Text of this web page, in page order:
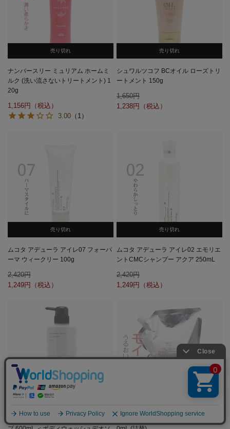
売り切れ
ナンバースリー ミュリアム ホームミ
ルク (洗い流さないトリートメント) 1
20g
1,156
3.00 （1）
売り切れ
シュワルツコフ BCオイル ローズトリ
ートメント 150g
1,650
1,238
売り切れ
ムコタ アデューラ アイレ07 フォーパ
ーマ ウィークリー 100g
2,420
1,249
売り切れ
ムコタ アデューラ アイレ02 エモリエ
ントCMCシャンプー アクア 250mL
2,420
1,249
売り切れ
フィヨーレ ファシナート ボディソー
デミ ユント シャンプー モイスト 200